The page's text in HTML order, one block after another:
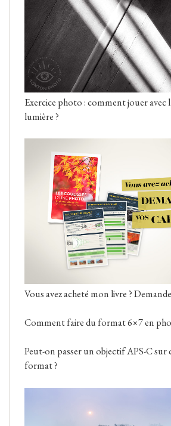
Exercice photo : comment jouer avec
lumière ?
Vous avez acheté mon livre ?
Comment faire du format 6×7 en
Peut-on passer un objectif APS-C sur
format ?